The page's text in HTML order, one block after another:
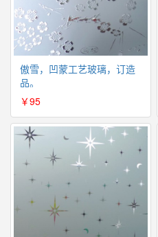
傲雪，凹蒙工艺玻璃，订造
品。
￥95